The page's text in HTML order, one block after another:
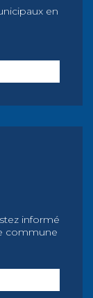
en
informé
commune